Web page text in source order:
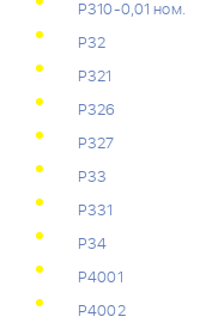
Р310-0,01 ном.
Р32
Р321
Р326
Р327
Р33
Р331
Р34
Р4001
Р4002